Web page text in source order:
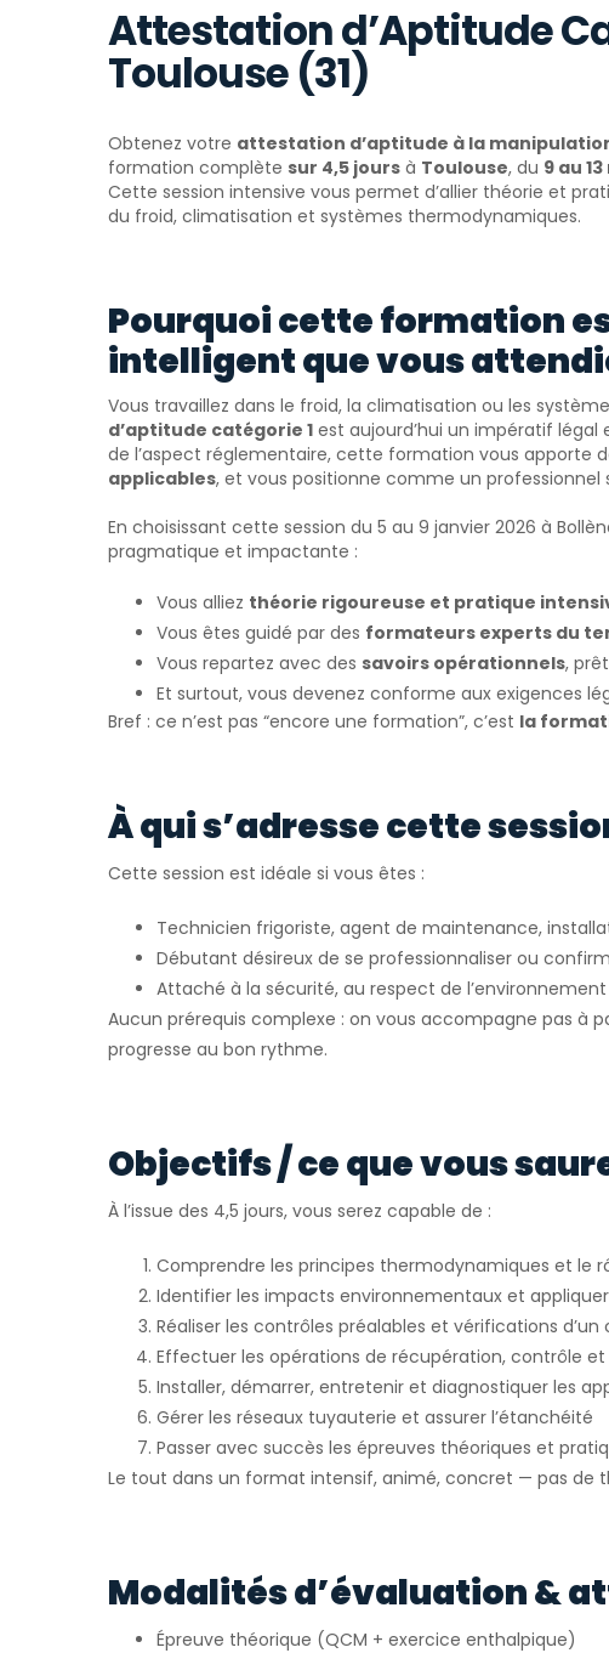
Attestation d’Aptitude
Toulouse (31)
Obtenez votre attestation d’aptitude à la
formation complète sur 4,5 jours à Toulouse, du 9 au
Cette session intensive vous permet d’allier théorie et
du froid, climatisation et systèmes thermodynamiques.
Pourquoi cette formation
intelligent que vous
Vous travaillez dans le froid, la climatisation ou les
d’aptitude catégorie 1 est aujourd’hui un impératif
de l’aspect réglementaire, cette formation vous apporte
applicables, et vous positionne comme un professionnel
En choisissant cette session du 5 au 9 janvier 2026 à
pragmatique et impactante :
Vous alliez théorie rigoureuse et pratique
Vous êtes guidé par des formateurs experts du
Vous repartez avec des savoirs opérationnels,
Et surtout, vous devenez conforme aux exigences
Bref : ce n’est pas “encore une formation”, c’est la
À qui s’adresse cette
Cette session est idéale si vous êtes :
Technicien frigoriste, agent de maintenance,
Débutant désireux de se professionnaliser ou
Attaché à la sécurité, au respect de
Aucun prérequis complexe : on vous accompagne pas à
progresse au bon rythme.
Objectifs / ce que vous
À l’issue des 4,5 jours, vous serez capable de :
Comprendre les principes thermodynamiques et le
Identifier les impacts environnementaux et
Réaliser les contrôles préalables et vérifications
Effectuer les opérations de récupération, contrôle
Installer, démarrer, entretenir et diagnostiquer les
Gérer les réseaux tuyauterie et assurer l’étanchéité
Passer avec succès les épreuves théoriques et
Le tout dans un format intensif, animé, concret — pas de
Modalités d’évaluation &
Épreuve théorique (QCM + exercice enthalpique)